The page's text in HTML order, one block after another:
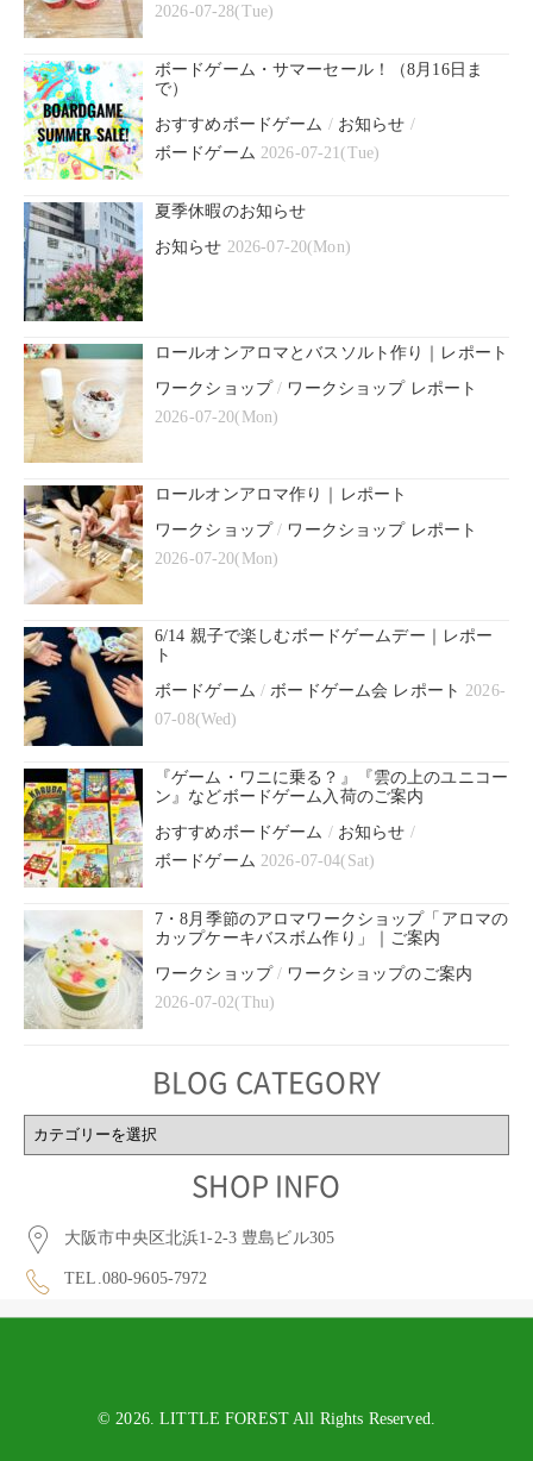
2026-07-28(Tue)
ボードゲーム・サマーセール！（8月16日ま
で）
おすすめボードゲーム / お知らせ /
ボードゲーム 2026-07-21(Tue)
夏季休暇のお知らせ
お知らせ 2026-07-20(Mon)
ロールオンアロマとバスソルト作り｜レポート
ワークショップ/ ワークショップ レポート
2026-07-20(Mon)
ロールオンアロマ作り｜レポート
ワークショップ/ ワークショップ レポート
2026-07-20(Mon)
6/14 親子で楽しむボードゲームデー｜レポー
ト
ボードゲーム / ボードゲーム会 レポート 2026-
07-08(Wed)
『ゲーム・ワニに乗る？』『雲の上のユニコー
ン』などボードゲーム入荷のご案内
おすすめボードゲーム / お知らせ /
ボードゲーム 2026-07-04(Sat)
7・8月季節のアロマワークショップ「アロマの
カップケーキバスボム作り」｜ご案内
ワークショップ/ ワークショップのご案内
2026-07-02(Thu)
BLOG CATEGORY
BLOG
CATEGORY
SHOP INFO
大阪市中央区北浜1-2-3 豊島ビル305
TEL.080-9605-7972
© 2026. LITTLE FOREST All Rights Reserved.